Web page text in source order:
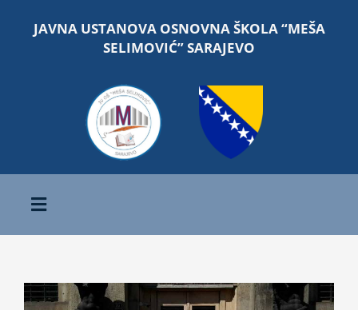
JAVNA USTANOVA OSNOVNA ŠKOLA “MEŠA
SELIMOVIĆ” SARAJEVO
Toggle
Navigation
View